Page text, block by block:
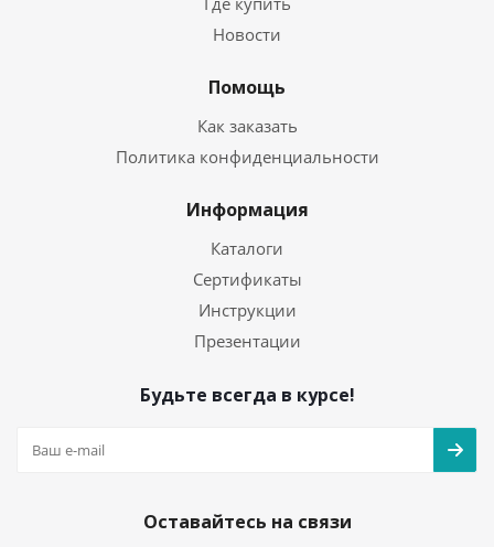
Новости
Помощь
Как заказать
Политика конфиденциальности
Информация
Каталоги
Сертификаты
Инструкции
Презентации
Будьте всегда в курсе!
Оставайтесь на связи